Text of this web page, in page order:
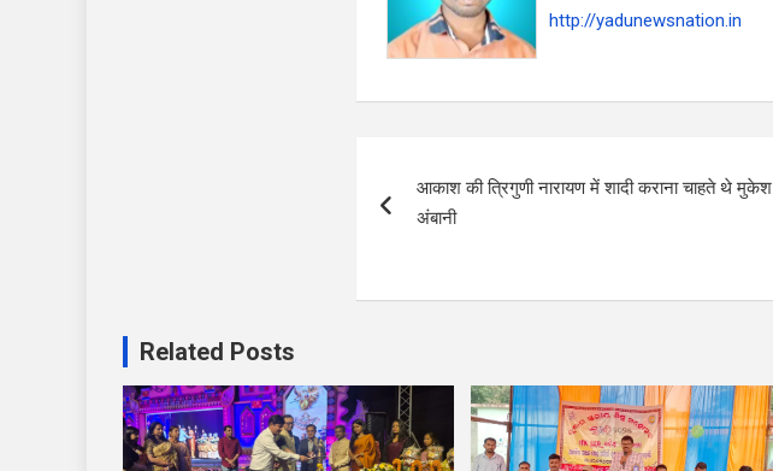
http://yadunewsnation.in
navigation
आकाश की त्रिगुणी नारायण में शादी कराना चाहते थे मुकेश
अंबानी
Related Posts